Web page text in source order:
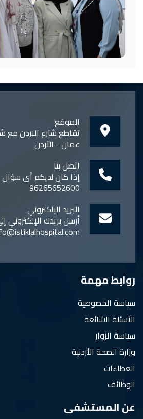
الموقع
تقاطع شارع الاردن مع
عمان - الأردن
اتصل بنا
إذا كان لديكم أي سؤال
96265652600
البريد الإلكتروني
أرسل بريدك الإلكتروني
روابط مهمة
سياسة الخصوصية
الأسئلة الشائعة
سياسة الزوار
وزارة الصحة الأردنية
العطاءات
الوظائف
عن المستشفى